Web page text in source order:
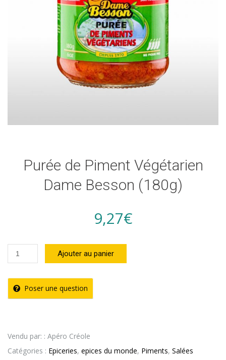
Purée de Piment Végétarien
Dame Besson (180g)
9,27€
quantité
de
Purée
de
Dame
Besson
Ajouter au panier
Poser une question
Vendu par: : Apéro Créole
Catégories : Epiceries, epices du monde, Piments, Salées